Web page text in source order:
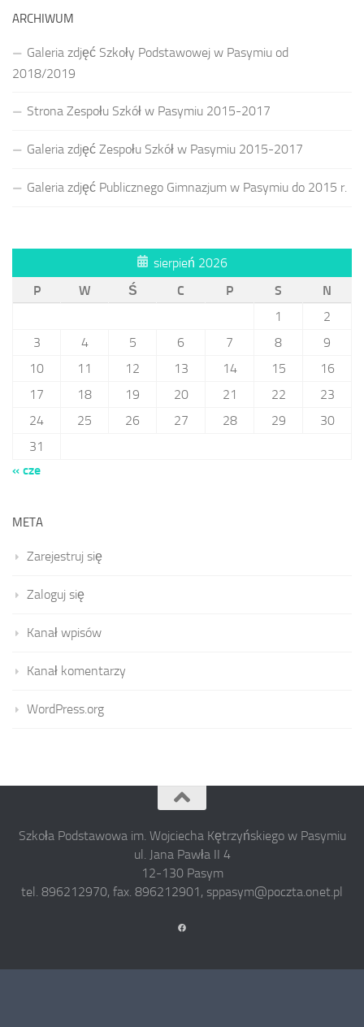
ARCHIWUM
Galeria zdjęć Szkoły Podstawowej w Pasymiu od
2018/2019
Strona Zespołu Szkół w Pasymiu 2015-2017
Galeria zdjęć Zespołu Szkół w Pasymiu 2015-2017
Galeria zdjęć Publicznego Gimnazjum w Pasymiu do 2015 r.
sierpień 2026
P
W Ś C P S
N
1
2
3
4 5 6 7 8
9
10
11 12 13 14 15
16
17
18 19 20 21 22
23
24
25 26 27 28 29
30
31
« cze
META
Zarejestruj się
Zaloguj się
Kanał wpisów
Kanał komentarzy
WordPress.org
Szkoła Podstawowa im. Wojciecha Kętrzyńskiego w Pasymiu
ul. Jana Pawła II 4
12-130 Pasym
tel. 896212970, fax. 896212901, sppasym@poczta.onet.pl